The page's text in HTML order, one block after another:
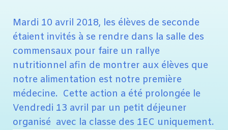
Mardi 10 avril 2018, les élèves de seconde
étaient invités à se rendre dans la salle des
commensaux pour faire un rallye
nutritionnel afin de montrer aux élèves que
notre alimentation est notre première
médecine. Cette action a été prolongée le
Vendredi 13 avril par un petit déjeuner
organisé avec la classe des 1EC uniquement.